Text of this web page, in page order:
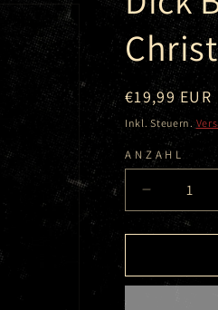
Normaler
Preis
€19,99 EUR
Inkl. Steuern.
ANZAHL
Verringere
die
Menge
Dick